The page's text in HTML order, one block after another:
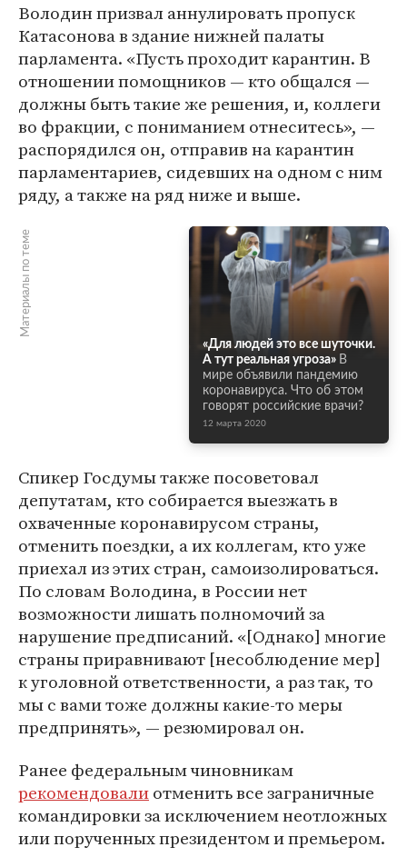
Володин призвал аннулировать пропуск
Катасонова в здание нижней палаты
парламента. «Пусть проходит карантин. В
отношении помощников — кто общался —
должны быть такие же решения, и, коллеги
во фракции, с пониманием отнеситесь», —
распорядился он, отправив на карантин
парламентариев, сидевших на одном с ним
ряду, а также на ряд ниже и выше.
Материалы по теме
«Для людей это все шуточки.
А тут реальная угроза» В
мире объявили пандемию
коронавируса. Что об этом
говорят российские врачи?
12 марта 2020
Спикер Госдумы также посоветовал
депутатам, кто собирается выезжать в
охваченные коронавирусом страны,
отменить поездки, а их коллегам, кто уже
приехал из этих стран, самоизолироваться.
По словам Володина, в России нет
возможности лишать полномочий за
нарушение предписаний. «[Однако] многие
страны приравнивают [несоблюдение мер]
к уголовной ответственности, а раз так, то
мы с вами тоже должны какие-то меры
предпринять», — резюмировал он.
Ранее федеральным чиновникам
рекомендовалиотменить все заграничные
командировки за исключением неотложных
или порученных президентом и премьером.